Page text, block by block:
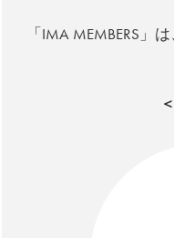
「IMA MEMBERS」